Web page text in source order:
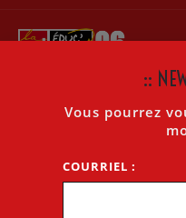
COMPTE RENDU DE
Accueil»
::
Vous pourrez
COURRIEL :